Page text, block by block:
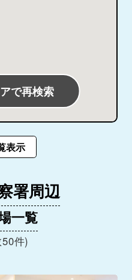
で再検索
表示
署周辺
一覧
件)